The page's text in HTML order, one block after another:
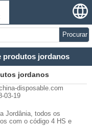
Procurar
produtos jordanos
jordanos
disposable.com
03-19
Jordânia, todos os
com o código 4 HS e